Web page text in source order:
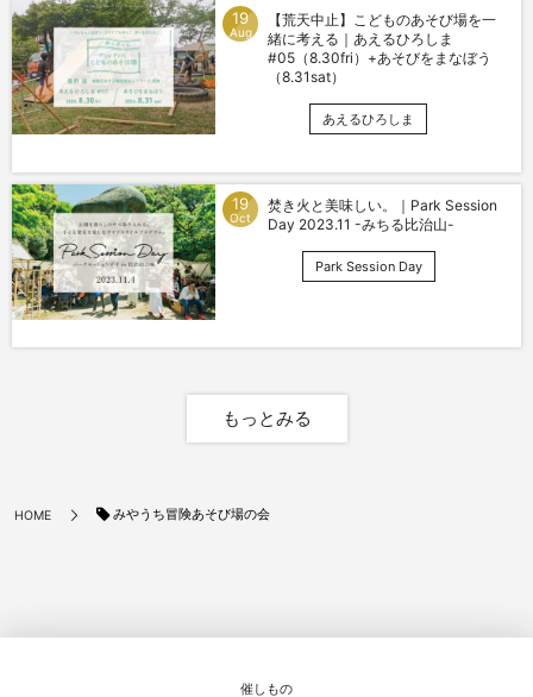
19
Aug
【荒天中止】こどものあそび場を一
緒に考える｜あえるひろしま
#05（8.30fri）+あそびをまなぼう
（8.31sat）
あえるひろしま
19
Oct
焚き火と美味しい。｜Park Session
Day 2023.11 -みちる比治山-
Park Session Day
もっとみる
HOME みやうち冒険あそび場の会
催しもの